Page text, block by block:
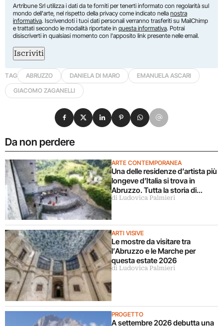
Artribune Srl utilizza i dati da te forniti per tenerti informato con regolarità sul
mondo dell'arte, nel rispetto della privacy come indicato nella nostra
informativa. Iscrivendoti i tuoi dati personali verranno trasferiti su MailChimp
e trattati secondo le modalità riportate in questa informativa. Potrai
disiscriverti in qualsiasi momento con l'apposito link presente nelle email.
Iscriviti
TAG ABRUZZO DANIELA DI MARO
EMANUELA ASCARI
GIACOMO ZAGANELLI
Da non perdere
ARTE CONTEMPORANEA
Una delle residenze d’artista più
longeve d’Italia si trova in
Abruzzo. Tutta la storia di
Ramo
di Ludovica Palmieri
ARTI VISIVE
Le mostre da visitare tra
l’Abruzzo e le Marche per
questa estate 2026
di Ludovica Palmieri
PROGETTO
A settembre 2026 debutta una
Condividi su Facebook
Condividi su X
Condividi su LinkedIn
Condividi su Pinterest
Condividi su WhatsApp
Condividi su Email